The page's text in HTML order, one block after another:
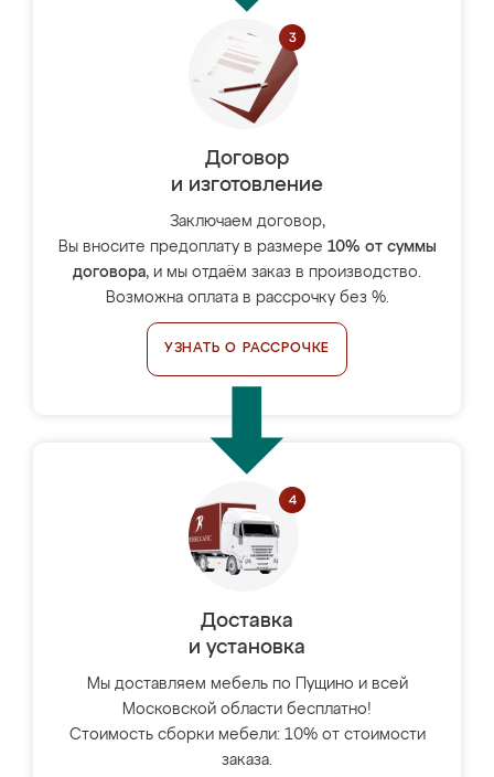
Договор
и изготовление
Заключаем договор,
Вы вносите предоплату в размере 10% от суммы
договора, и мы отдаём заказ в производство.
Возможна оплата в рассрочку без %.
УЗНАТЬ О РАССРОЧКЕ
Доставка
и установка
Мы доставляем мебель по Пущино и всей
Московской области бесплатно!
Стоимость сборки мебели: 10% от стоимости
заказа.